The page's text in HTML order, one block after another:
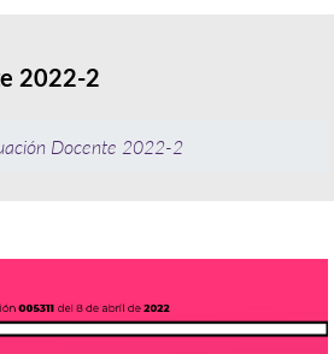
2022-2
Docente 2022-2